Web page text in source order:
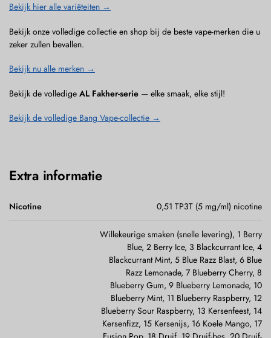
Bekijk hier alle variëteiten →
Bekijk onze volledige collectie en shop bij de beste vape-merken die u
zeker zullen bevallen.
Bekijk nu alle merken →
Bekijk de volledige AL Fakher-serie — elke smaak, elke stijl!
Bekijk de volledige Bang Vape-collectie →
Extra informatie
Nicotine 0,51 TP3T (5 mg/ml) nicotine
Willekeurige smaken (snelle levering), 1 Berry
Blue, 2 Berry Ice, 3 Blackcurrant Ice, 4
Blackcurrant Mint, 5 Blue Razz Blast, 6 Blue
Razz Lemonade, 7 Blueberry Cherry, 8
Blueberry Gum, 9 Blueberry Lemonade, 10
Blueberry Mint, 11 Blueberry Raspberry, 12
Blueberry Sour Raspberry, 13 Kersenfeest, 14
Kersenfizz, 15 Kersenijs, 16 Koele Mango, 17